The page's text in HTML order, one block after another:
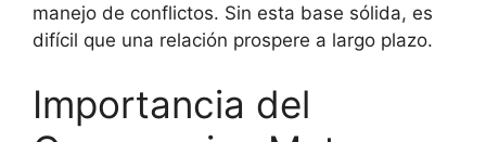
manejo de conflictos. Sin esta base sólida, es
difícil que una relación prospere a largo plazo.
Importancia del